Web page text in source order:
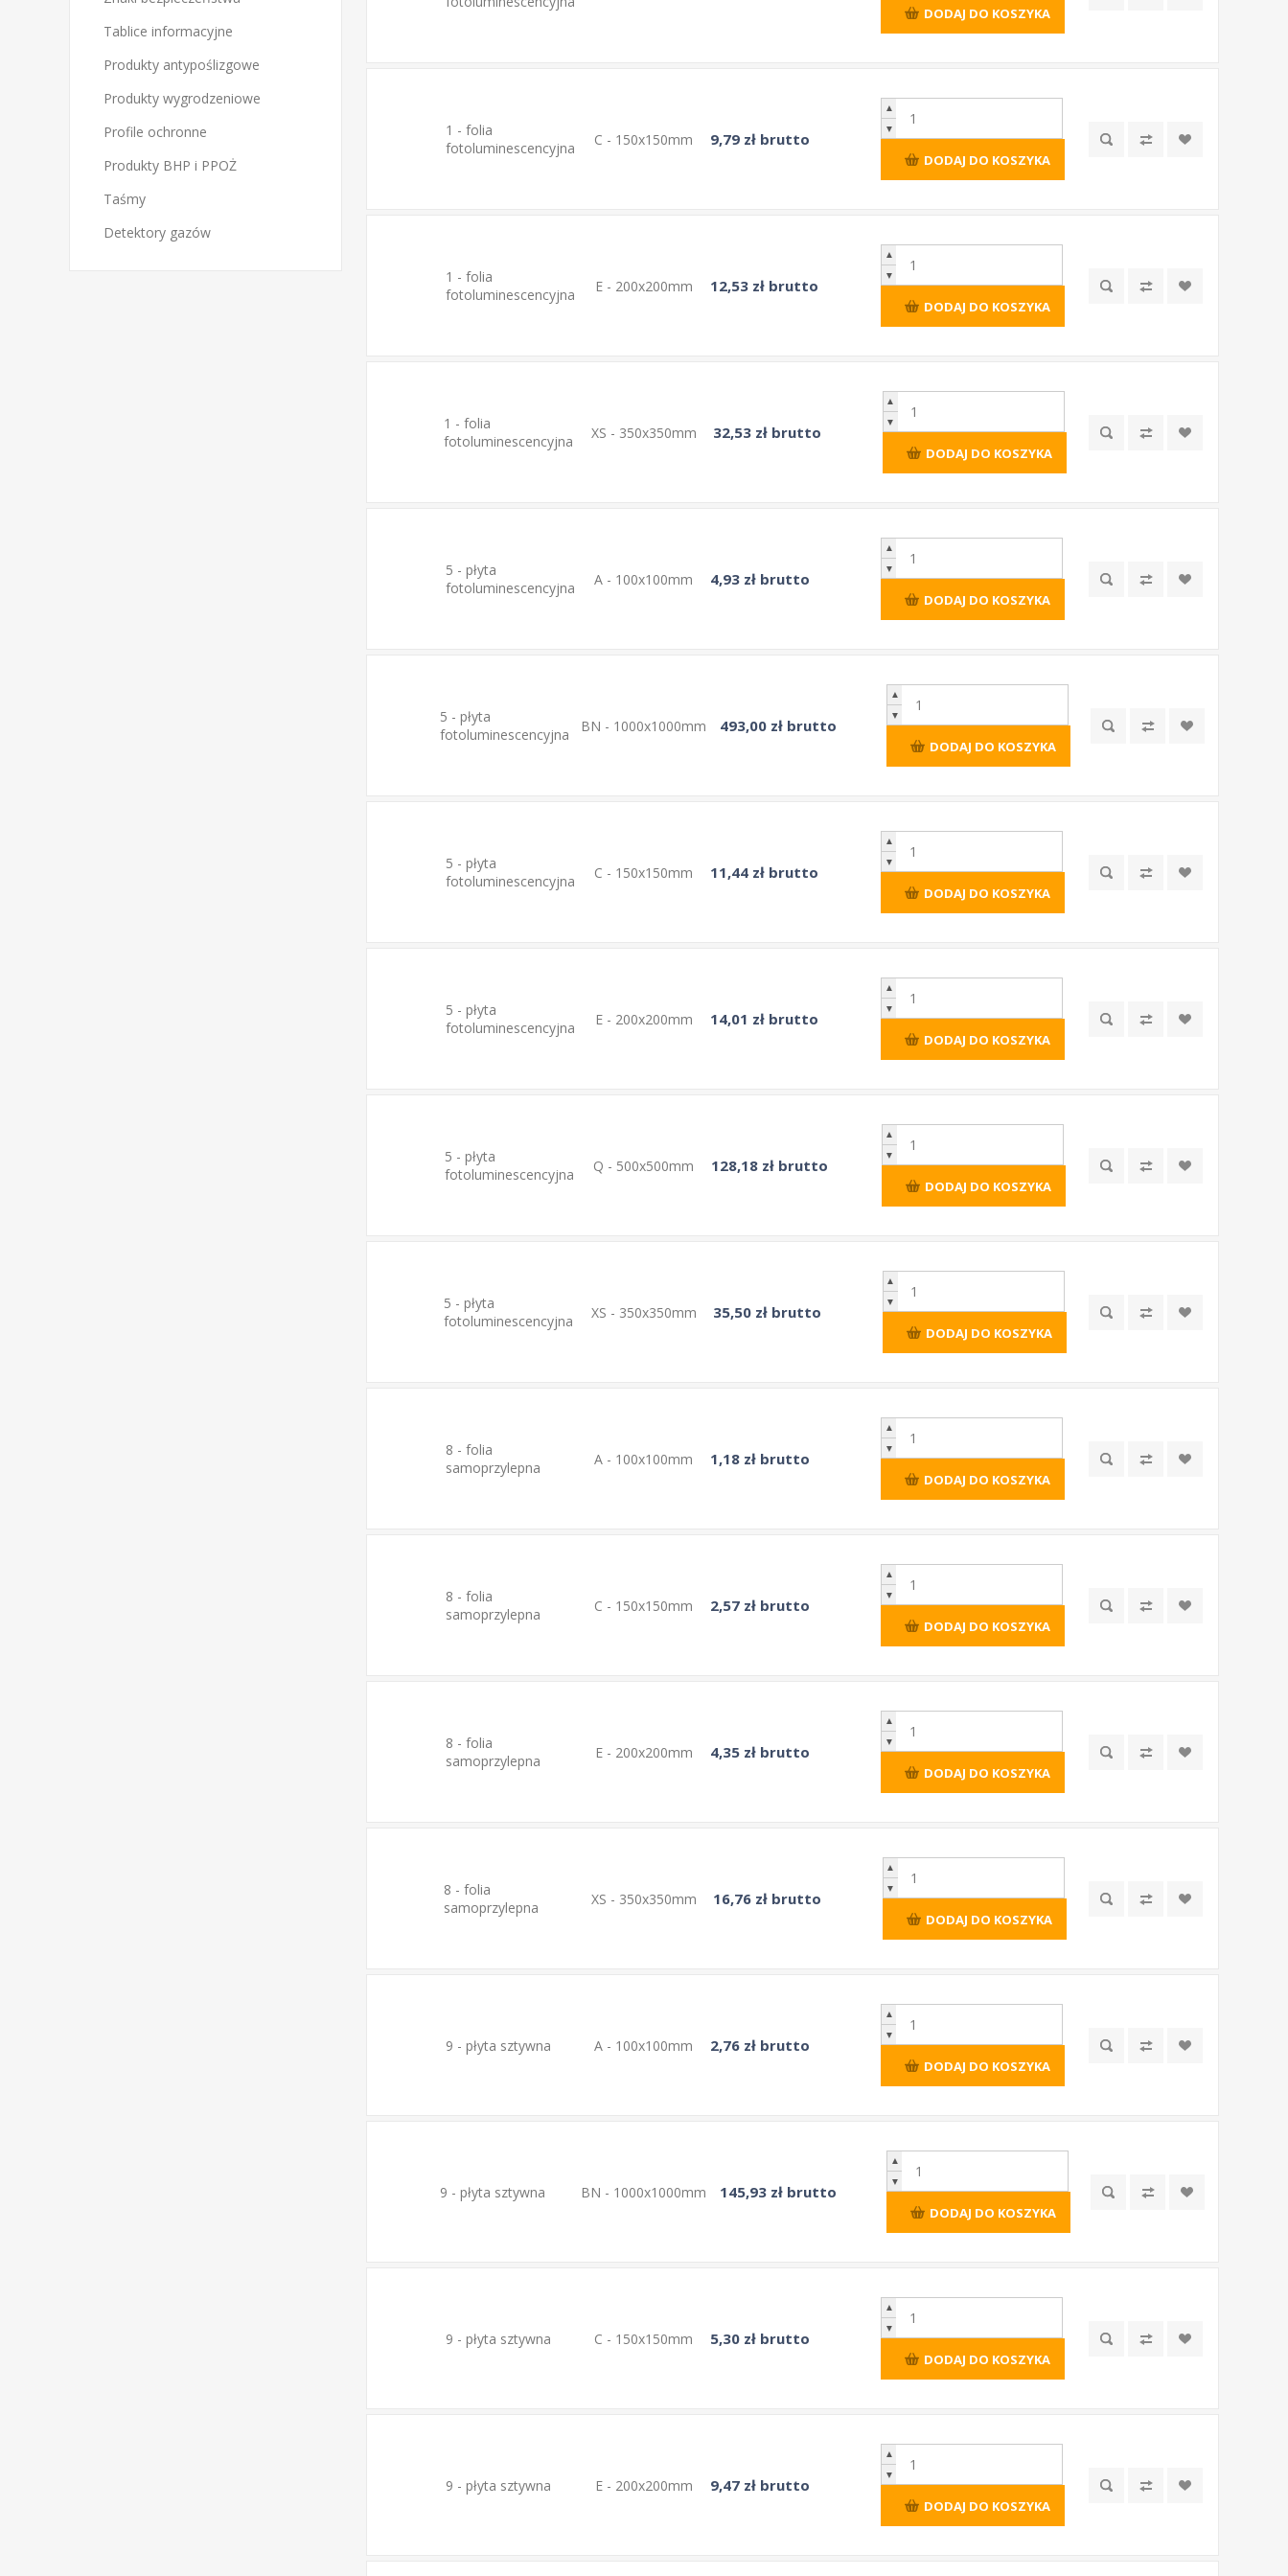
DODAJ DO KOSZYKA
1 - folia
fotoluminescencyjna
C - 150x150mm 9,79 zł brutto
▲
▼
DODAJ DO KOSZYKA
1 - folia
fotoluminescencyjna
E - 200x200mm 12,53 zł brutto
▲
▼
DODAJ DO KOSZYKA
1 - folia
fotoluminescencyjna
XS - 350x350mm 32,53 zł brutto
▲
▼
DODAJ DO KOSZYKA
5 - płyta
fotoluminescencyjna
A - 100x100mm 4,93 zł brutto
▲
▼
DODAJ DO KOSZYKA
5 - płyta
fotoluminescencyjna
BN - 1000x1000mm 493,00 zł brutto
▲
▼
DODAJ DO KOSZYKA
5 - płyta
fotoluminescencyjna
C - 150x150mm 11,44 zł brutto
▲
▼
DODAJ DO KOSZYKA
5 - płyta
fotoluminescencyjna
E - 200x200mm 14,01 zł brutto
▲
▼
DODAJ DO KOSZYKA
5 - płyta
fotoluminescencyjna
Q - 500x500mm 128,18 zł brutto
▲
▼
DODAJ DO KOSZYKA
5 - płyta
fotoluminescencyjna
XS - 350x350mm 35,50 zł brutto
▲
▼
DODAJ DO KOSZYKA
8 - folia
samoprzylepna
A - 100x100mm 1,18 zł brutto
▲
▼
DODAJ DO KOSZYKA
8 - folia
samoprzylepna
C - 150x150mm 2,57 zł brutto
▲
▼
DODAJ DO KOSZYKA
8 - folia
samoprzylepna
E - 200x200mm 4,35 zł brutto
▲
▼
DODAJ DO KOSZYKA
8 - folia
samoprzylepna
XS - 350x350mm 16,76 zł brutto
▲
▼
DODAJ DO KOSZYKA
9 - płyta sztywna A - 100x100mm 2,76 zł brutto
▲
▼
DODAJ DO KOSZYKA
9 - płyta sztywna BN - 1000x1000mm 145,93 zł brutto
▲
▼
DODAJ DO KOSZYKA
9 - płyta sztywna C - 150x150mm 5,30 zł brutto
▲
▼
DODAJ DO KOSZYKA
9 - płyta sztywna E - 200x200mm 9,47 zł brutto
▲
▼
DODAJ DO KOSZYKA
Tablice informacyjne
Produkty antypoślizgowe
Produkty wygrodzeniowe
Profile ochronne
Produkty BHP i PPOŻ
Taśmy
Detektory gazów